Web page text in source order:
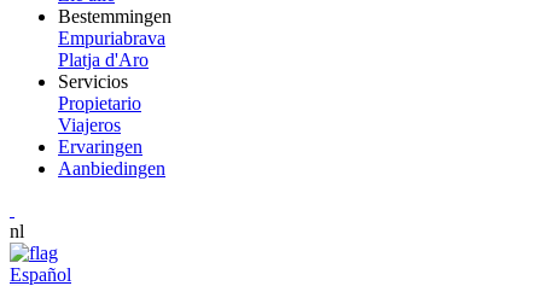
Bestemmingen
Empuriabrava
Platja d'Aro
Servicios
Propietario
Viajeros
Ervaringen
Aanbiedingen
nl
Español